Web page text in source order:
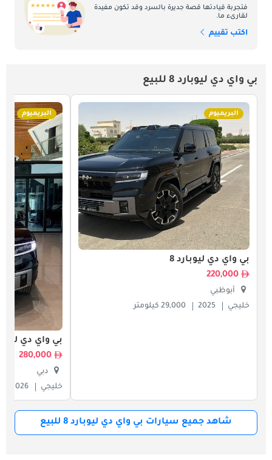
فتجربة قيادتها قصة جديرة بالسرد وقد تكون مفيدة
لقارىء ما.
اكتب تقييم
بي واي دي ليوبارد 8 للبيع
البريميوم
بي واي دي ليوبارد 8
220,000
أبوظبي
خليجي
2025 29,000 كيلومتر
البريميوم
بي واي دي
280,000
دبي
خليجي
2026
شاهد جميع سيارات بي واي دي ليوبارد 8 للبيع